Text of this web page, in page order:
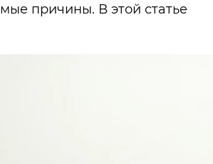
причины. В этой статье